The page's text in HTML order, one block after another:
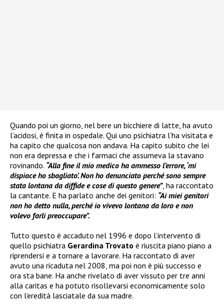
Quando poi un giorno, nel bere un bicchiere di latte, ha avuto
l’acidosi, è finita in ospedale. Qui uno psichiatra l’ha visitata e
ha capito che qualcosa non andava. Ha capito subito che lei
non era depressa e che i farmaci che assumeva la stavano
rovinando. “Alla fine il mio medico ha ammesso l’errore, ‘mi
dispiace ho sbagliato’. Non ho denunciato perché sono sempre
stata lontana da diffide e cose di questo genere”, ha raccontato
la cantante. E ha parlato anche dei genitori: “Ai miei genitori
non ho detto nulla, perché io vivevo lontana da loro e non
volevo farli preoccupare”.
Tutto questo è accaduto nel 1996 e dopo l’intervento di
quello psichiatra Gerardina Trovato è riuscita piano piano a
riprendersi e a tornare a lavorare. Ha raccontato di aver
avuto una ricaduta nel 2008, ma poi non è più successo e
ora sta bane. Ha anche rivelato di aver vissuto per tre anni
alla caritas e ha potuto risollevarsi economicamente solo
con l’eredità lasciatale da sua madre.